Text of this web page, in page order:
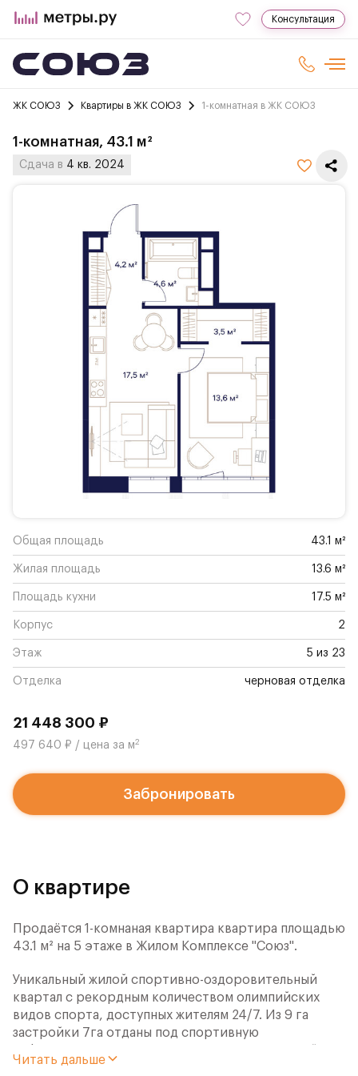
Консультация
ЖК СОЮЗ Квартиры в ЖК СОЮЗ 1-комнатная в ЖК СОЮЗ
1-комнатная, 43.1 м²
Сдача в 4 кв. 2024
Общая площадь 43.1 м²
Жилая площадь 13.6 м²
Площадь кухни 17.5 м²
Корпус 2
Этаж 5 из 23
Отделка черновая отделка
21 448 300 ₽
497 640 ₽ / цена за м2
Забронировать
О квартире
Продаётся 1-комнаная квартира квартира площадью
43.1 м² на 5 этаже в Жилом Комплексе "Союз".
Уникальный жилой спортивно-оздоровительный
квартал с рекордным количеством олимпийских
видов спорта, доступных жителям 24/7. Из 9 га
застройки 7га отданы под спортивную
спортивно-оздоровительного кластера юности и
Читать дальше